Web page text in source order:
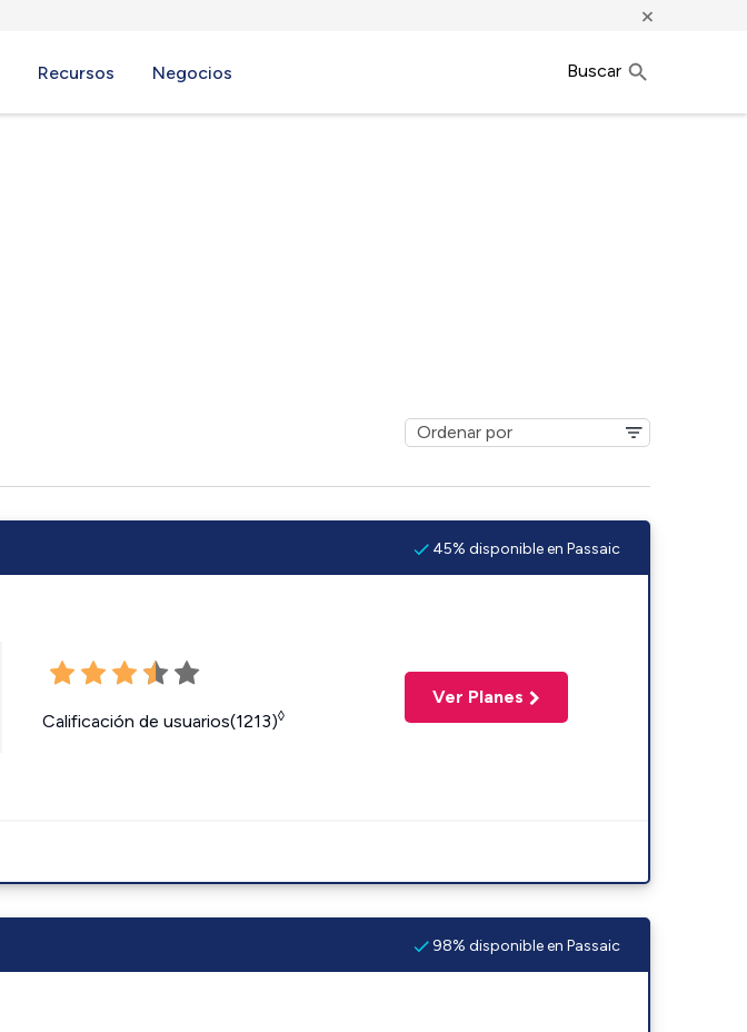
×
Recursos Negocios Buscar
45% disponible en Passaic
Calificación de usuarios(1213)◊
Ver Planes
98% disponible en Passaic